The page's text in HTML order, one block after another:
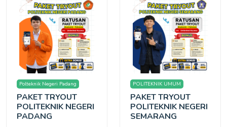
Polteknik Negeri Padang
PAKET TRYOUT
POLITEKNIK NEGERI
PADANG
POLITEKNIK UMUM
PAKET TRYOUT
POLITEKNIK NEGERI
SEMARANG